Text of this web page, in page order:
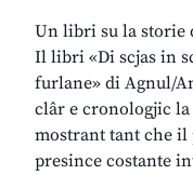
Un libri su la storie
Il libri «Di scjas in
furlane» di Agnul/
clâr e cronologjic
mostrant tant che il
presince costante